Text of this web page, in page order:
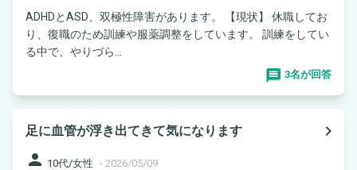
ADHDとASD、双極性障害があります。 【現状】 休職してお
り、復職のため訓練や服薬調整をしています。 訓練をしてい
る中で、やりづら...
3名が回答
足に血管が浮き出てきて気になります
navigate_next
person 10代/女性 - 2026/05/09